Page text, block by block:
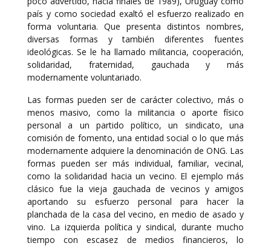
país y como sociedad exaltó el esfuerzo realizado en
forma voluntaria. Que presenta distintos nombres,
diversas formas y también diferentes fuentes
ideológicas. Se le ha llamado militancia, cooperación,
solidaridad, fraternidad, gauchada y más
modernamente voluntariado.
Las formas pueden ser de carácter colectivo, más o
menos masivo, como la militancia o aporte físico
personal a un partido político, un sindicato, una
comisión de fomento, una entidad social o lo que más
modernamente adquiere la denominación de ONG. Las
formas pueden ser más individual, familiar, vecinal,
como la solidaridad hacia un vecino. El ejemplo más
clásico fue la vieja gauchada de vecinos y amigos
aportando su esfuerzo personal para hacer la
planchada de la casa del vecino, en medio de asado y
vino. La izquierda política y sindical, durante mucho
tiempo con escasez de medios financieros, lo